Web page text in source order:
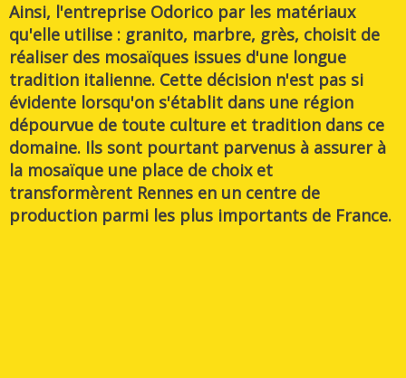
Ainsi, l'entreprise Odorico par les matériaux
qu'elle utilise : granito, marbre, grès, choisit de
réaliser des mosaïques issues d'une longue
tradition italienne. Cette décision n'est pas si
évidente lorsqu'on s'établit dans une région
dépourvue de toute culture et tradition dans ce
domaine. Ils sont pourtant parvenus à assurer à
la mosaïque une place de choix et
transformèrent Rennes en un centre de
production parmi les plus importants de France.